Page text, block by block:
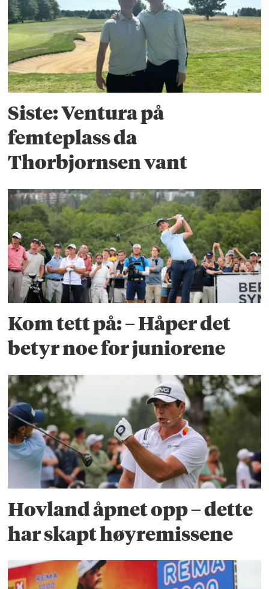
Siste: Ventura på
femteplass da
Thorbjornsen vant
Kom tett på: – Håper det
betyr noe for juniorene
Hovland åpnet opp – dette
har skapt høyremissene